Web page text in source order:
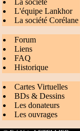
La société
L'équipe Lankhor
La société Corélane
Forum
Liens
FAQ
Historique
Cartes Virtuelles
BDs & Dessins
Les donateurs
Les ouvrages